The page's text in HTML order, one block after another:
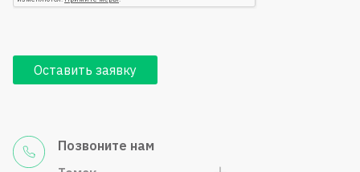
Оставить заявку
Позвоните нам